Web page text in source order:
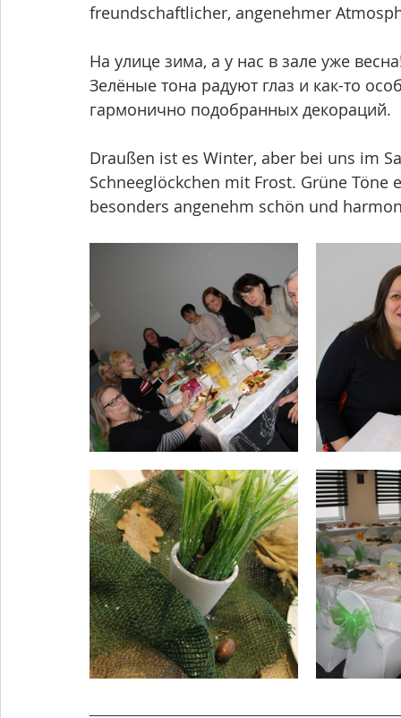
freundschaftlicher, angenehmer
На улице зима, а у нас в зале уже
Зелёные тона радуют глаз и как-то
гармонично подобранных декораций.
Draußen ist es Winter, aber bei uns im
Schneeglöckchen mit Frost. Grüne
besonders angenehm schön und